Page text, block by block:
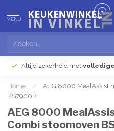
MENU
Altijd zekerheid met
Home /
AEG 8000 MealAssist
BS7900B
AEG 8000
Combi stoomoven